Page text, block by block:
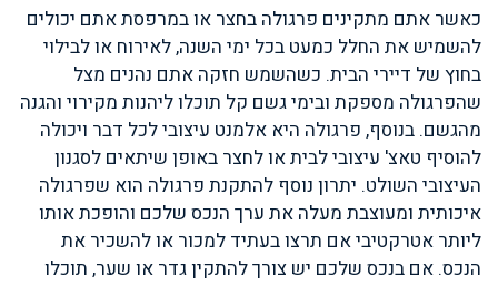
כאשר אתם מתקינים פרגולה בחצר או במרפסת אתם יכולים
להשמיש את החלל כמעט בכל ימי השנה, לאירוח או לבילוי
בחוץ של דיירי הבית. כשהשמש חזקה אתם נהנים מצל
שהפרגולה מספקת ובימי גשם קל תוכלו ליהנות מקירוי והגנה
מהגשם. בנוסף, פרגולה היא אלמנט עיצובי לכל דבר ויכולה
להוסיף טאצ' עיצובי לבית או לחצר באופן שיתאים לסגנון
העיצובי השולט. יתרון נוסף להתקנת פרגולה הוא שפרגולה
איכותית ומעוצבת מעלה את ערך הנכס שלכם והופכת אותו
ליותר אטרקטיבי אם תרצו בעתיד למכור או להשכיר את
הנכס. אם בנכס שלכם יש צורך להתקין גדר או שער, תוכלו